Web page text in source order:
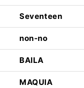
Seventeen
non-no
BAILA
MAQUIA